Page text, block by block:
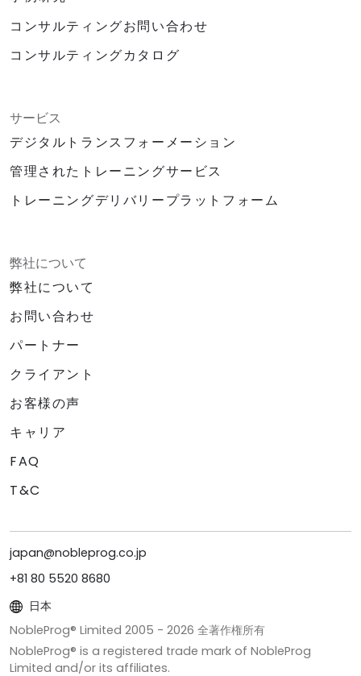
コンサルティングお問い合わせ
コンサルティングカタログ
サービス
デジタルトランスフォーメーション
管理されたトレーニングサービス
トレーニングデリバリープラットフォーム
弊社について
弊社について
お問い合わせ
パートナー
クライアント
お客様の声
キャリア
FAQ
T&C
japan@nobleprog.co.jp
+81 80 5520 8680
日本
NobleProg® Limited 2005 - 2026 全著作権所有
NobleProg® is a registered trade mark of NobleProg
Limited and/or its affiliates.